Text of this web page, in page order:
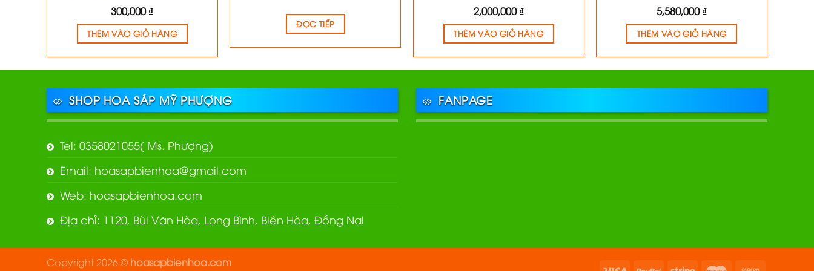
300,000₫
THÊM VÀO GIỎ HÀNG
ĐỌC TIẾP
2,000,000₫
THÊM VÀO GIỎ HÀNG
5,580,000₫
THÊM VÀO GIỎ HÀNG
SHOP HOA SÁP MỸ PHƯỢNG
Tel: 0358021055( Ms. Phượng)
Email: hoasapbienhoa@gmail.com
Web: hoasapbienhoa.com
Địa chỉ: 1120, Bùi Văn Hòa, Long Bình, Biên Hòa, Đồng Nai
FANPAGE
Copyright 2026 ©hoasapbienhoa.com